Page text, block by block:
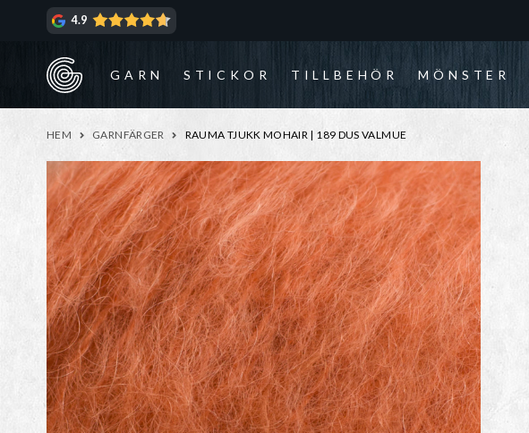
4.9
GARN STICKOR TILLBEHÖR MÖNSTER
HEM GARNFÄRGER RAUMA TJUKK MOHAIR | 189 DUS VALMUE